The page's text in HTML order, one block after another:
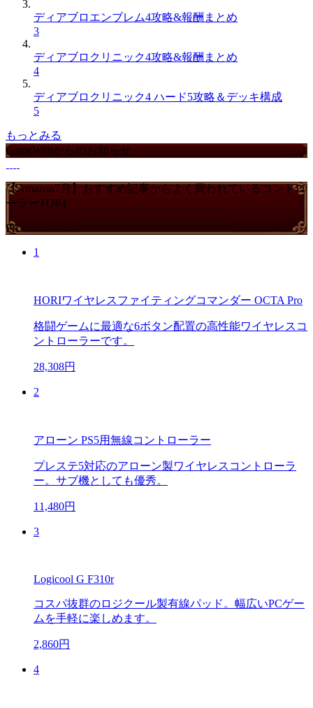
ディアブロエンブレム4攻略&報酬まとめ
3
ディアブロクリニック4攻略&報酬まとめ
4
ディアブロクリニック4 ハード5攻略＆デッキ構成
5
もっとみる
GameWithからのお知らせ
【Amazon7月】おすすめ記事からよく買われているコントロ
ーラーTOP4
PR
1
HORIワイヤレスファイティングコマンダー OCTA Pro
格闘ゲームに最適な6ボタン配置の高性能ワイヤレスコ
ントローラーです。
28,308円
2
アローン PS5用無線コントローラー
プレステ5対応のアローン製ワイヤレスコントローラ
ー。サブ機としても優秀。
11,480円
3
Logicool G F310r
コスパ抜群のロジクール製有線パッド。幅広いPCゲー
ムを手軽に楽しめます。
2,860円
4